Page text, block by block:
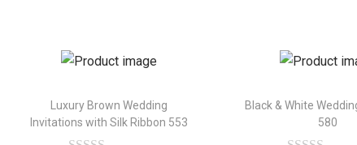
Luxury Brown Wedding
Invitations with Silk Ribbon 553
Black & White
580